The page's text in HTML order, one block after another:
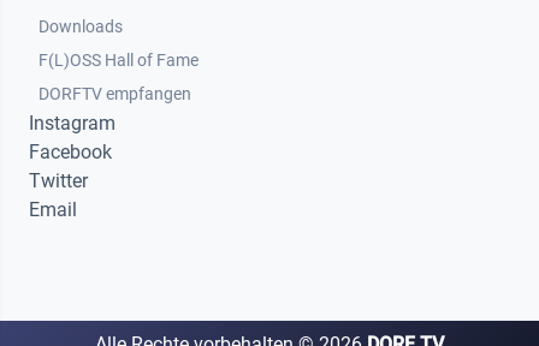
Downloads
F(L)OSS Hall of Fame
Footer 4
DORFTV empfangen
Instagram
Facebook
Twitter
Email